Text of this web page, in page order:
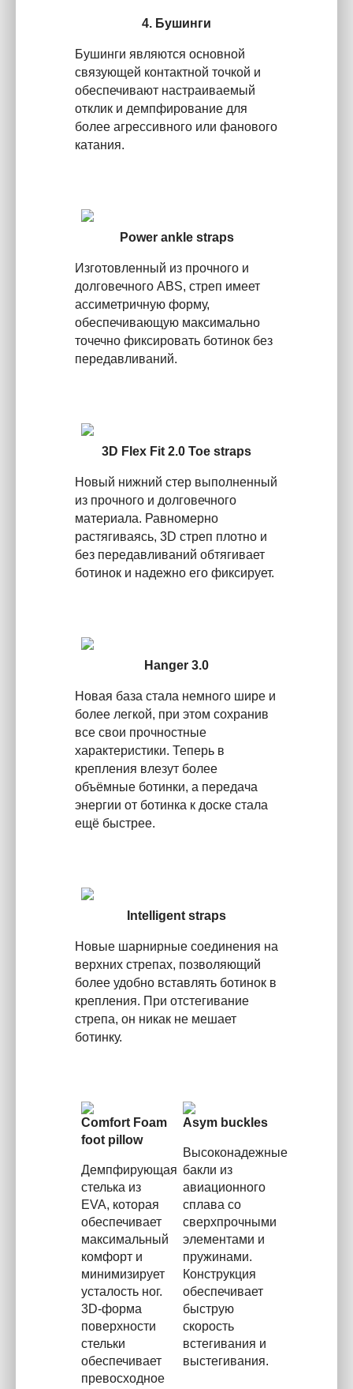
4. Бушинги
Бушинги являются основной
связующей контактной точкой и
обеспечивают настраиваемый
отклик и демпфирование для
более агрессивного или фанового
катания.
Power ankle straps
Изготовленный из прочного и
долговечного ABS, стреп имеет
ассиметричную форму,
обеспечивающую максимально
точечно фиксировать ботинок без
передавливаний.
3D Flex Fit 2.0 Toe straps
Новый нижний стер выполненный
из прочного и долговечного
материала. Равномерно
растягиваясь, 3D стреп плотно и
без передавливаний обтягивает
ботинок и надежно его фиксирует.
Hanger 3.0
Новая база стала немного шире и
более легкой, при этом сохранив
все свои прочностные
характеристики. Теперь в
крепления влезут более
объёмные ботинки, а передача
энергии от ботинка к доске стала
ещё быстрее.
Intelligent straps
Новые шарнирные соединения на
верхних стрепах, позволяющий
более удобно вставлять ботинок в
крепления. При отстегивание
стрепа, он никак не мешает
ботинку.
Comfort Foam
foot pillow
Демпфирующая
стелька из
EVA, которая
обеспечивает
максимальный
комфорт и
минимизирует
усталость ног.
3D-форма
поверхности
стельки
обеспечивает
превосходное
Asym buckles
Высоконадежные
бакли из
авиационного
сплава со
сверхпрочными
элементами и
пружинами.
Конструкция
обеспечивает
быструю
скорость
встегивания и
выстегивания.